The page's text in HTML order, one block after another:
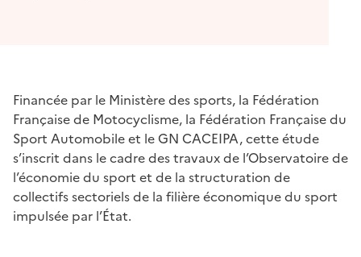
Financée par le Ministère des sports, la Fédération
Française de Motocyclisme, la Fédération Française du
Sport Automobile et le GN CACEIPA, cette étude
s’inscrit dans le cadre des travaux de l’Observatoire de
l’économie du sport et de la structuration de
collectifs sectoriels de la filière économique du sport
impulsée par l’État.